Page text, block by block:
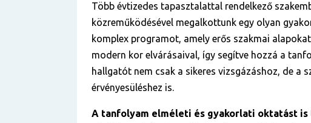
Több évtizedes tapasztalattal rendelkező
közreműködésével megalkottunk egy olyan
komplex programot, amely erős szakmai
modern kor elvárásaival, így segítve hozzá a
hallgatót nem csak a sikeres vizsgázáshoz, de a
érvényesüléshez is.
A tanfolyam elméleti és gyakorlati oktatást is